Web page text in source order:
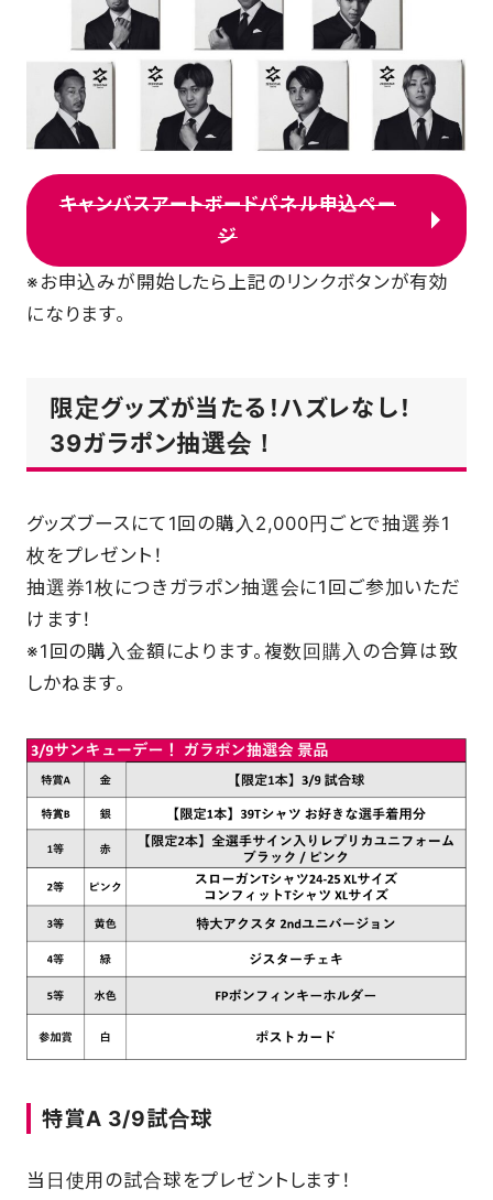
キャンバスアートボードパネル申込ペー
ジ
※お申込みが開始したら上記のリンクボタンが有効
になります。
限定グッズが当たる！ハズレなし！
39ガラポン抽選会！
グッズブースにて1回の購入2,000円ごとで抽選券1
枚をプレゼント！
抽選券1枚につきガラポン抽選会に1回ご参加いただ
けます！
※1回の購入金額によります。複数回購入の合算は致
しかねます。
特賞A 3/9試合球
当日使用の試合球をプレゼントします！